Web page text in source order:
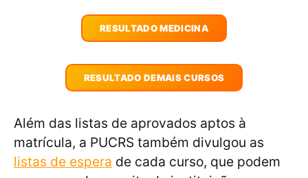
RESULTADO MEDICINA
RESULTADO DEMAIS CURSOS
Além das listas de aprovados aptos à
matrícula, a PUCRS também divulgou as
listas de espera de cada curso, que podem